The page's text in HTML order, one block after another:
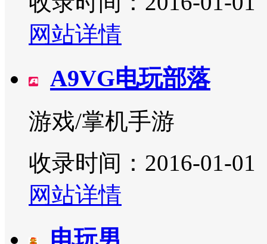
网站详情
A9VG电玩部落
游戏/掌机手游
收录时间：2016-01-01
网站详情